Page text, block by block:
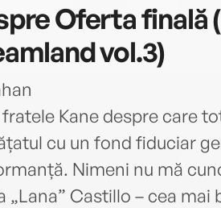
Oferta finală
vol.3)
Kane despre care
cu un fond fiduciar
Nimeni nu mă
„Lana” Castillo – cea